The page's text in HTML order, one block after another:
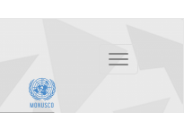
Toggle